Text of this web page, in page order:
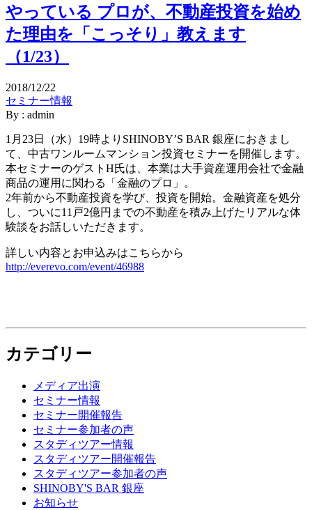
やっている プロが、不動産投資を始め
た理由を「こっそり」教えます
（1/23）
2018/12/22
セミナー情報
By : admin
1月23日（水）19時よりSHINOBY’S BAR 銀座におきまし
て、中古ワンルームマンション投資セミナーを開催します。
本セミナーのゲストH氏は、本業は大手資産運用会社で金融
商品の運用に関わる「金融のプロ」。
2年前から不動産投資を学び、投資を開始。金融資産を処分
し、ついに11戸2億円までの不動産を積み上げたリアルな体
験談をお話しいただきます。
詳しい内容とお申込みはこちらから
http://everevo.com/event/46988
カテゴリー
メディア出演
セミナー情報
セミナー開催報告
セミナー参加者の声
スタディツアー情報
スタディツアー開催報告
スタディツアー参加者の声
SHINOBY'S BAR 銀座
お知らせ